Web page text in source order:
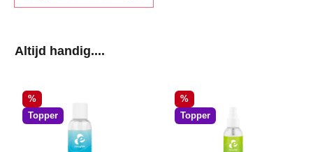
Productgalerij overslaan
Altijd handig....
Korting
%
Topper
Korting
%
Topper